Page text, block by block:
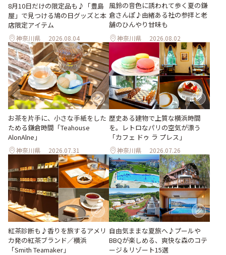
8月10日だけの限定品も♪「豊島
屋」で見つける鳩の日グッズと本
店限定アイテム
神奈川県 2026.08.04
風鈴の音色に誘われて歩く夏の鎌
倉さんぽ♪由緒ある社の参拝と老
舗のひんやり甘味も
神奈川県 2026.08.02
お茶を片手に、小さな手紙をした
ためる鎌倉時間「Teahouse
AlonAlne」
神奈川県 2026.07.31
歴史ある建物で上質な横浜時間
を。レトロなパリの空気が漂う
「カフェ ドゥ ラ プレス」
神奈川県 2026.07.26
紅茶診断も♪香りを旅するアメリ
カ発の紅茶ブランド／横浜
「Smith Teamaker」
自由気ままな夏旅へ♪プールや
BBQが楽しめる、爽快な森のコテ
ージ＆リゾート15選